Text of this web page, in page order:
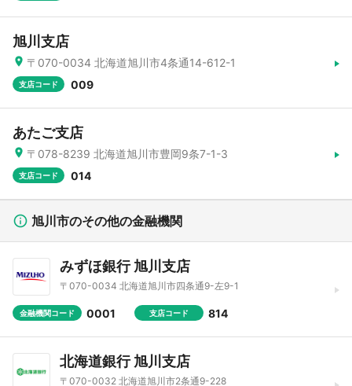
旭川支店
〒070-0034 北海道旭川市4条通14-612-1
支店コード 009
あたご支店
〒078-8239 北海道旭川市豊岡9条7-1-3
支店コード 014
旭川市のその他の金融機関
みずほ銀行 旭川支店
〒070-0034 北海道旭川市四条通9-左9-1
金融機関コード 0001 支店コード 814
北海道銀行 旭川支店
〒070-0032 北海道旭川市2条通9-228